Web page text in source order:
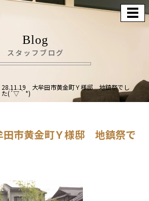
Blog
スタッフブログ
28.11.19 大牟田市黄金町Ｙ様邸 地鎮祭でし
た(´▽｀*)
市黄金町Ｙ様邸 地鎮祭で